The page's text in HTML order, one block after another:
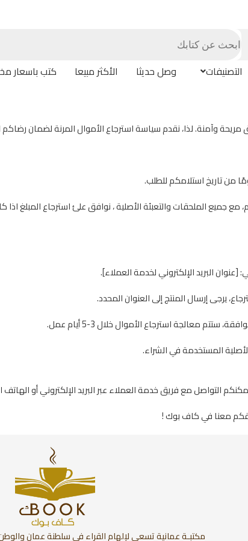
التصنيفات وصل حديثا الأكثر مبيعا كتب باسعار
وآمنة. لذا، نقدم سياسة استرجاع الأموال المرنة لضمان
مع جميع الملحقات والتعبئة الأصلية ، نوافق علئ استرجاع المبلغ
[عنوان البريد الإلكتروني لخدمة العملاء].
يرجى إرسال المنتج إلى العنوان المحدد.
معالجة استرجاع الأموال خلال 3-5 أيام عمل.
المستخدمة في الشراء.
التواصل مع فريق خدمة العملاء عبر البريد الإلكتروني أو
معنا في كاف بوك !
مكتبـة عمانية تسعى لإلهام القراء في سلطنة عمان والوطن